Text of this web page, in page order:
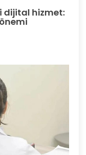
dijital hizmet: